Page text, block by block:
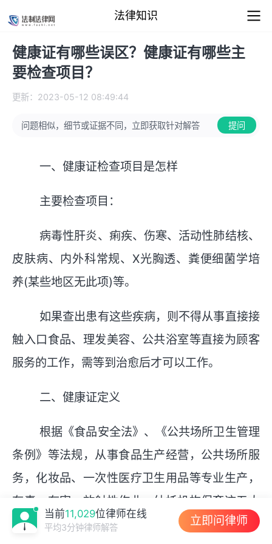
法律知识
健康证有哪些误区？健康证有哪些主
要检查项目？
更新：2023-05-12 08:49:44
问题相似，细节或证据不同，立即获取针对解答 提问
一、健康证检查项目是怎样
主要检查项目：
病毒性肝炎、痢疾、伤寒、活动性肺结核、
皮肤病、内外科常规、X光胸透、粪便细菌学培
养(某些地区无此项)等。
如果查出患有这些疾病，则不得从事直接接
触入口食品、理发美容、公共浴室等直接为顾客
服务的工作，需等到治愈后才可以工作。
二、健康证定义
根据《食品安全法》、《公共场所卫生管理
条例》等法规，从事食品生产经营，公共场所服
务，化妆品、一次性医疗卫生用品等专业生产，
有毒、有害、放射性作业，幼托机构保育这五大
行业的相关人员必须拥有健康证。
当前11,029位律师在线
平均3分钟律师解答 立即问律师